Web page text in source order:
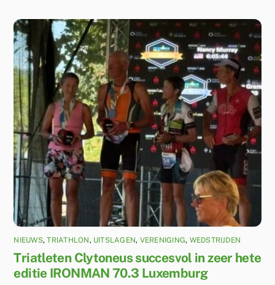
NIEUWS,TRIATHLON, UITSLAGEN, VERENIGING, WEDSTRIJDEN
Triatleten Clytoneus succesvol in zeer hete
editie IRONMAN 70.3 Luxemburg